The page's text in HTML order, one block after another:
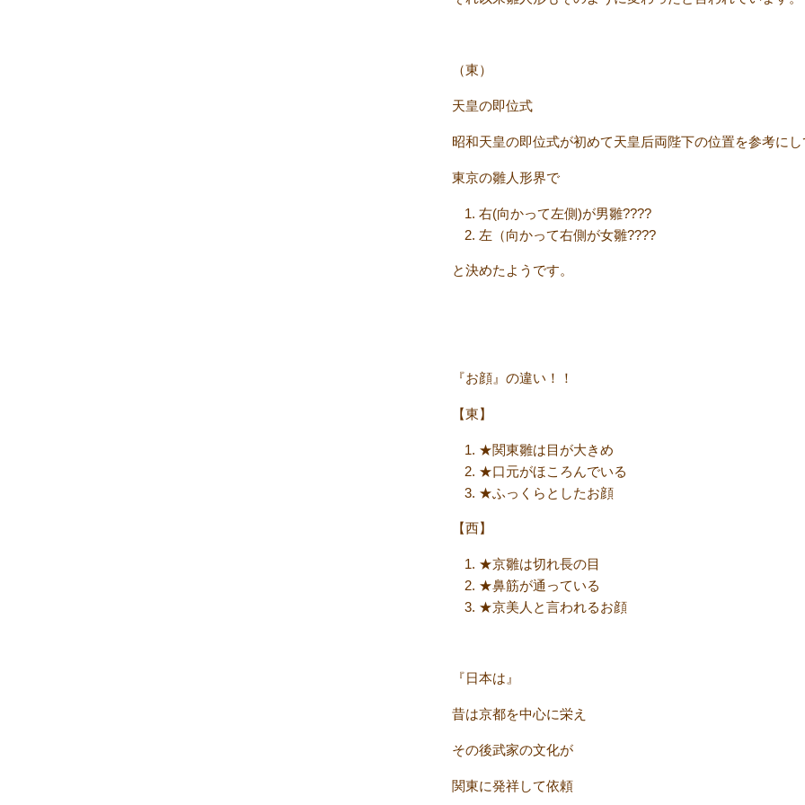
（東）
天皇の即位式
昭和天皇の即位式が初めて天皇后両陛下の位置を参考にし
東京の雛人形界で
右(向かって左側)が男雛????
左（向かって右側が女雛????
と決めたようです。
『お顔』の違い！！
【東】
★関東雛は目が大きめ
★口元がほころんでいる
★ふっくらとしたお顔
【西】
★京雛は切れ長の目
★鼻筋が通っている
★京美人と言われるお顔
『日本は』
昔は京都を中心に栄え
その後武家の文化が
関東に発祥して依頼